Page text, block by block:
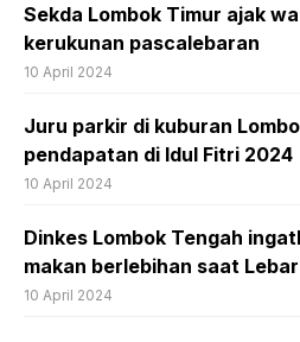
Sekda Lombok Timur ajak
kerukunan pascalebaran
10 April 2024
Juru parkir di kuburan
pendapatan di Idul Fitri 2024
10 April 2024
Dinkes Lombok Tengah
makan berlebihan saat
10 April 2024